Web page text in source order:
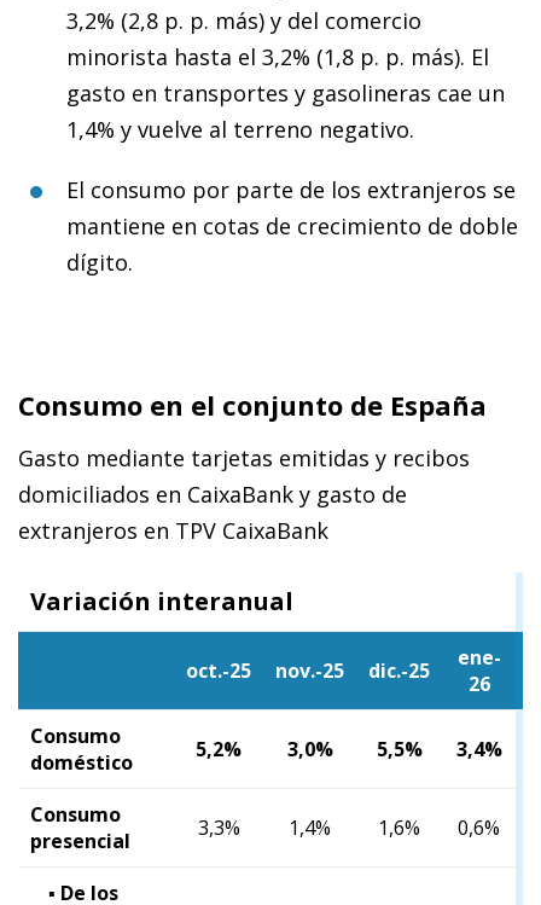
3,2% (2,8 p. p. más) y del comercio
minorista hasta el 3,2% (1,8 p. p. más). El
gasto en transportes y gasolineras cae un
1,4% y vuelve al terreno negativo.
El consumo por parte de los extranjeros se
mantiene en cotas de crecimiento de doble
dígito.
Consumo en el conjunto de España
Gasto mediante tarjetas emitidas y recibos
domiciliados en CaixaBank y gasto de
extranjeros en TPV CaixaBank
Variación interanual
oct.-25 nov.-25 dic.-25
ene-
26
Consumo
doméstico
5,2% 3,0% 5,5% 3,4%
Consumo
presencial
3,3% 1,4% 1,6% 0,6%
▪ De los